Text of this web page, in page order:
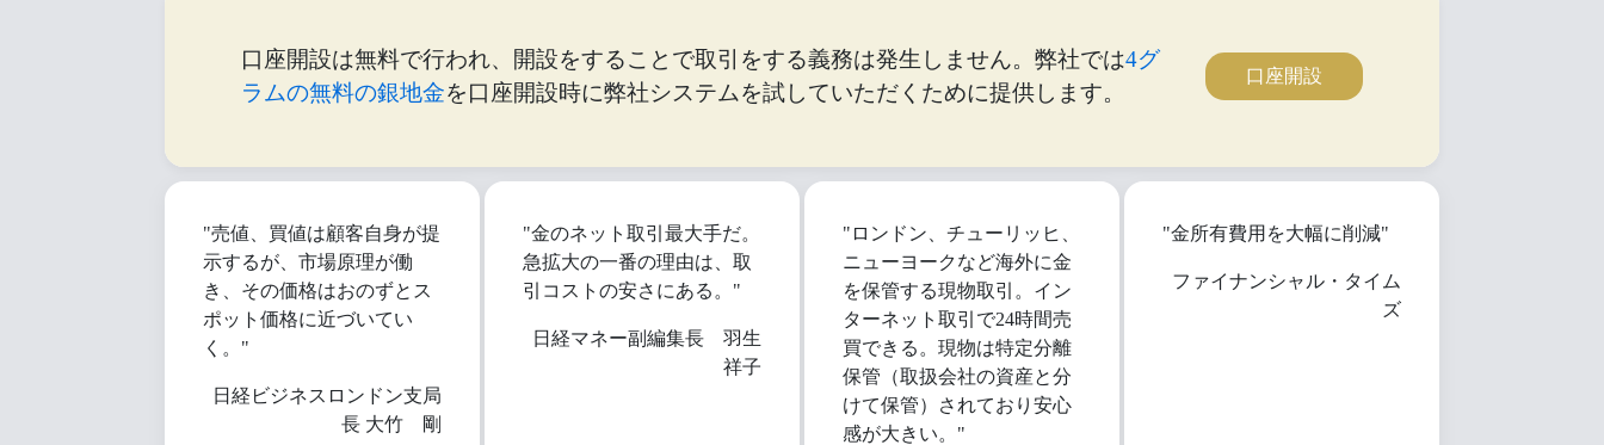
口座開設は無料で行われ、開設をすることで取引をする義務は発生しません。弊社では4グ
ラムの無料の銀地金を口座開設時に弊社システムを試していただくために提供します。
口座開設
"売値、買値は顧客自身が提
示するが、市場原理が働
き、その価格はおのずとス
ポット価格に近づいてい
く。"
日経ビジネスロンドン支局
長 大竹 剛
"金のネット取引最大手だ。
急拡大の一番の理由は、取
引コストの安さにある。"
日経マネー副編集長 羽生
祥子
"ロンドン、チューリッヒ、
ニューヨークなど海外に金
を保管する現物取引。イン
ターネット取引で24時間売
買できる。現物は特定分離
保管（取扱会社の資産と分
けて保管）されており安心
感が大きい。"
"金所有費用を大幅に削減"
ファイナンシャル・タイム
ズ